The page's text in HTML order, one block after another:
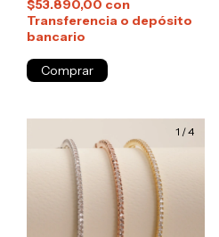
$53.890,00 con
Transferencia o depósito
bancario
1 /4